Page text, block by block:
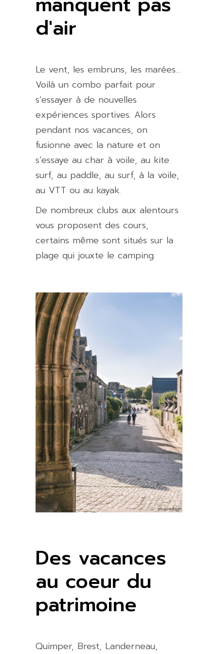
d'air
Le vent, les embruns, les marées…
Voilà un combo parfait pour
s’essayer à de nouvelles
expériences sportives. Alors
pendant nos vacances, on
fusionne avec la nature et on
s’essaye au char à voile, au kite
surf, au paddle, au surf, à la voile,
au VTT ou au kayak.
De nombreux clubs aux alentours
vous proposent des cours,
certains même sont situés sur la
plage qui jouxte le camping.
Des vacances
au coeur du
patrimoine
Quimper, Brest, Landerneau,